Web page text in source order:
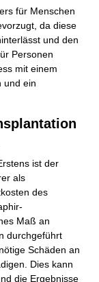
für Menschen
da diese
und den
Personen
mit einem
und ein
ist der
als
des
Maß an
durchgeführt
Schäden an
Dies kann
die Ergebnisse